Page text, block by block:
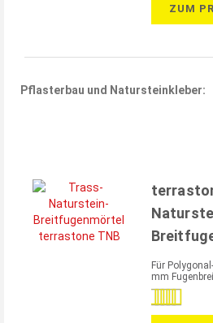
ZUM
Pflasterbau und Natursteinkleber:
Für
mm
Bewertung:
100%